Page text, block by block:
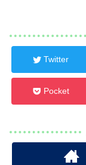
Twitter
Pocket